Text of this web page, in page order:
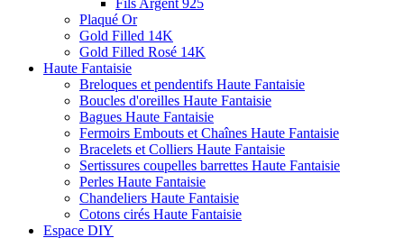
Fils Argent 925
Plaqué Or
Gold Filled 14K
Gold Filled Rosé 14K
Haute Fantaisie
Breloques et pendentifs Haute Fantaisie
Boucles d'oreilles Haute Fantaisie
Bagues Haute Fantaisie
Fermoirs Embouts et Chaînes Haute Fantaisie
Bracelets et Colliers Haute Fantaisie
Sertissures coupelles barrettes Haute Fantaisie
Perles Haute Fantaisie
Chandeliers Haute Fantaisie
Cotons cirés Haute Fantaisie
Espace DIY